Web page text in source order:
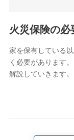
電話対応の品質
6.採用応募者の
採用選考および
火災保険の必
家を保有している
く必要があります
解説していきます。